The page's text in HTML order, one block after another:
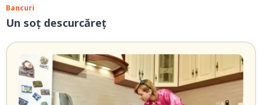
Bancuri
Un soț descurcăreț